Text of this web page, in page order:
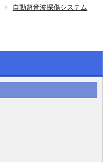
自動超音波探傷システム